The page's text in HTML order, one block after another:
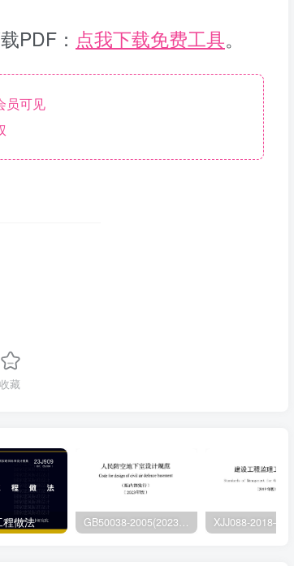
PDF： 点我下载免费工具。
员可见
收藏
程做法 GB50038-2005(2023版)–人民防空地下室设计规范